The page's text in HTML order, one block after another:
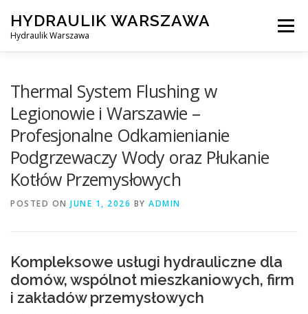
content
HYDRAULIK WARSZAWA
Hydraulik Warszawa
Menu
OBSŁUGIWANE LOKALIZACJE – WARSZAWA I OKOLICE
KONTAKT
Thermal System Flushing w
Legionowie i Warszawie –
Profesjonalne Odkamienianie
Podgrzewaczy Wody oraz Płukanie
Kotłów Przemysłowych
POSTED ON JUNE 1, 2026 BY ADMIN
Kompleksowe usługi hydrauliczne dla
domów, wspólnot mieszkaniowych, firm
i zakładów przemysłowych